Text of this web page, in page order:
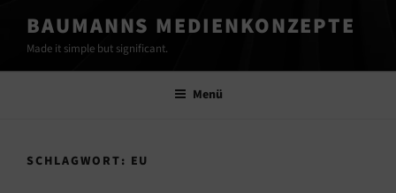
Inhalt
springen
BAUMANNS MEDIENKONZEPTE
Made it simple but significant.
Menü
SCHLAGWORT: EU